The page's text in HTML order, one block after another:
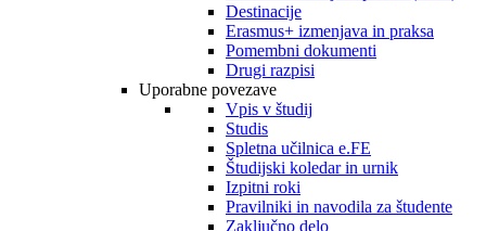
Destinacije
Erasmus+ izmenjava in praksa
Pomembni dokumenti
Drugi razpisi
Uporabne povezave
Vpis v študij
Studis
Spletna učilnica e.FE
Študijski koledar in urnik
Izpitni roki
Pravilniki in navodila za študente
Zaključno delo